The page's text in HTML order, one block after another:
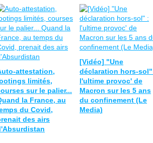
attestation,
limités,
sur le palier...
la France, au
du Covid,
des airs
[Vidéo] "Une
déclaration hors-
l'ultime provoc' de
Macron sur les 5 ans
du confinement (Le
Media)